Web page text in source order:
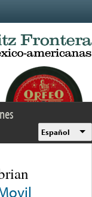
Español